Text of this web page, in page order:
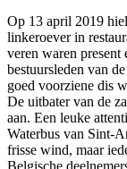
Op 13 april 2019
linkeroever in
veren waren
bestuursleden van
goed voorziene dis
De uitbater van de
aan. Een leuke
Waterbus van Sint-
frisse wind, maar